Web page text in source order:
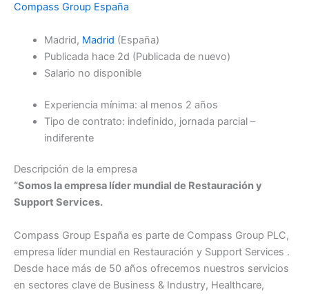
Compass Group España
Madrid, Madrid (España)
Publicada hace 2d (Publicada de nuevo)
Salario no disponible
Experiencia mínima: al menos 2 años
Tipo de contrato: indefinido, jornada parcial –
indiferente
Descripción de la empresa
“Somos la empresa líder mundial de Restauración y
Support Services.
Compass Group España es parte de Compass Group PLC,
empresa líder mundial en Restauración y Support Services .
Desde hace más de 50 años ofrecemos nuestros servicios
en sectores clave de Business & Industry, Healthcare,